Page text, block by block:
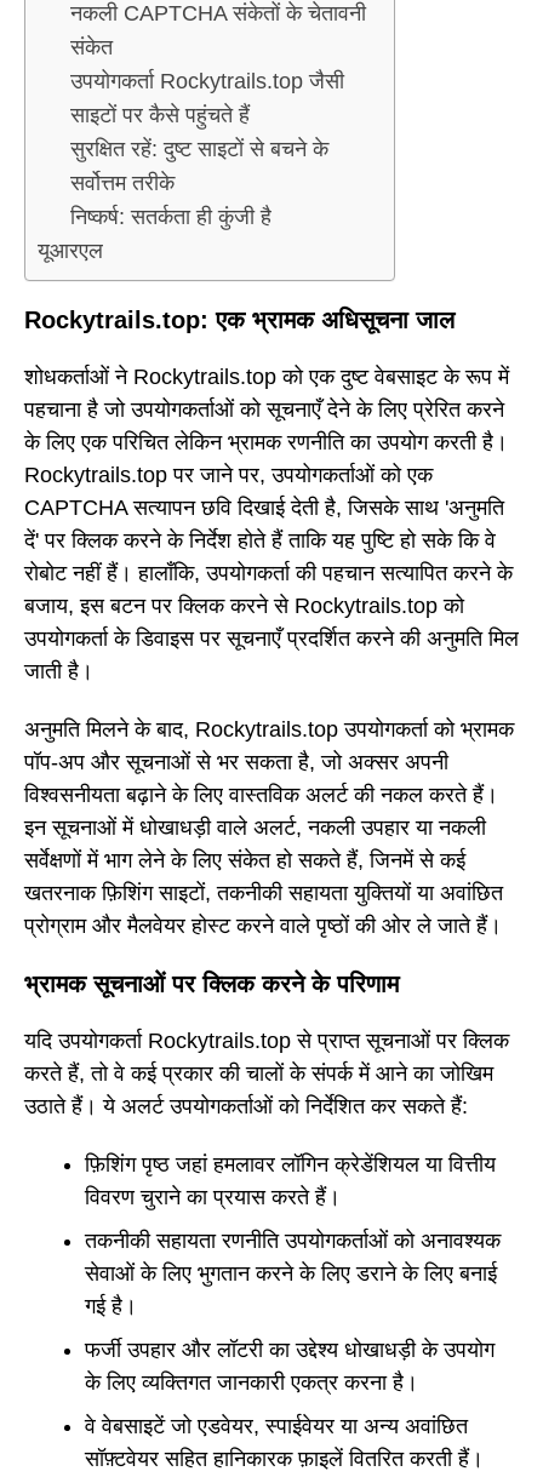
नकली CAPTCHA संकेतों के चेतावनी
संकेत
उपयोगकर्ता Rockytrails.top जैसी
साइटों पर कैसे पहुंचते हैं
सुरक्षित रहें: दुष्ट साइटों से बचने के
सर्वोत्तम तरीके
निष्कर्ष: सतर्कता ही कुंजी है
यूआरएल
Rockytrails.top: एक भ्रामक अधिसूचना जाल
शोधकर्ताओं ने Rockytrails.top को एक दुष्ट वेबसाइट के रूप में
पहचाना है जो उपयोगकर्ताओं को सूचनाएँ देने के लिए प्रेरित करने
के लिए एक परिचित लेकिन भ्रामक रणनीति का उपयोग करती है।
Rockytrails.top पर जाने पर, उपयोगकर्ताओं को एक
CAPTCHA सत्यापन छवि दिखाई देती है, जिसके साथ 'अनुमति
दें' पर क्लिक करने के निर्देश होते हैं ताकि यह पुष्टि हो सके कि वे
रोबोट नहीं हैं। हालाँकि, उपयोगकर्ता की पहचान सत्यापित करने के
बजाय, इस बटन पर क्लिक करने से Rockytrails.top को
उपयोगकर्ता के डिवाइस पर सूचनाएँ प्रदर्शित करने की अनुमति मिल
जाती है।
अनुमति मिलने के बाद, Rockytrails.top उपयोगकर्ता को भ्रामक
पॉप-अप और सूचनाओं से भर सकता है, जो अक्सर अपनी
विश्वसनीयता बढ़ाने के लिए वास्तविक अलर्ट की नकल करते हैं।
इन सूचनाओं में धोखाधड़ी वाले अलर्ट, नकली उपहार या नकली
सर्वेक्षणों में भाग लेने के लिए संकेत हो सकते हैं, जिनमें से कई
खतरनाक फ़िशिंग साइटों, तकनीकी सहायता युक्तियों या अवांछित
प्रोग्राम और मैलवेयर होस्ट करने वाले पृष्ठों की ओर ले जाते हैं।
भ्रामक सूचनाओं पर क्लिक करने के परिणाम
यदि उपयोगकर्ता Rockytrails.top से प्राप्त सूचनाओं पर क्लिक
करते हैं, तो वे कई प्रकार की चालों के संपर्क में आने का जोखिम
उठाते हैं। ये अलर्ट उपयोगकर्ताओं को निर्देशित कर सकते हैं:
फ़िशिंग पृष्ठ जहां हमलावर लॉगिन क्रेडेंशियल या वित्तीय
विवरण चुराने का प्रयास करते हैं।
तकनीकी सहायता रणनीति उपयोगकर्ताओं को अनावश्यक
सेवाओं के लिए भुगतान करने के लिए डराने के लिए बनाई
गई है।
फर्जी उपहार और लॉटरी का उद्देश्य धोखाधड़ी के उपयोग
के लिए व्यक्तिगत जानकारी एकत्र करना है।
वे वेबसाइटें जो एडवेयर, स्पाईवेयर या अन्य अवांछित
सॉफ़्टवेयर सहित हानिकारक फ़ाइलें वितरित करती हैं।